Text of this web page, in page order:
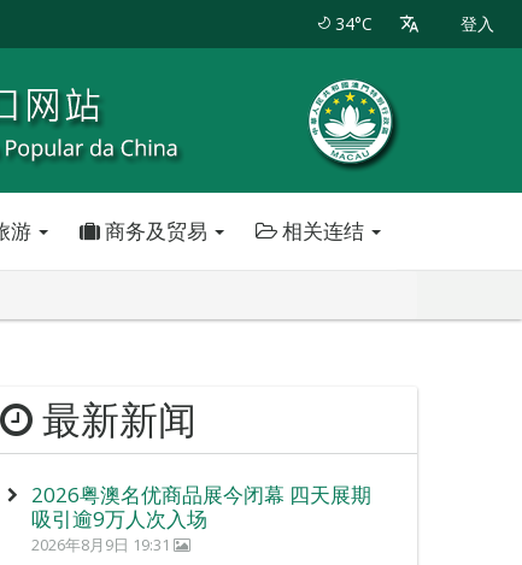
34°C 登入
游 商务及贸易 相关连结
最新新闻
2026粤澳名优商品展今闭幕 四天展期
吸引逾9万人次入场
2026年8月9日 19:31